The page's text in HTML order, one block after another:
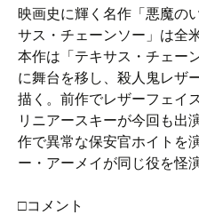
映画史に輝く名作「悪魔の
サス・チェーンソー」は全
本作は「テキサス・チェー
に舞台を移し、殺人鬼レザ
描く。前作でレザーフェイ
リニアースキーが今回も出
作で異常な保安官ホイトを
ー・アーメイが同じ役を怪
□コメント